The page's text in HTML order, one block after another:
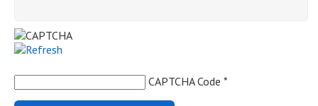
CAPTCHA Code *